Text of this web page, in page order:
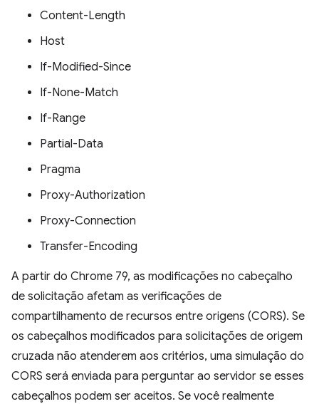
Content-Length
Host
If-Modified-Since
If-None-Match
If-Range
Partial-Data
Pragma
Proxy-Authorization
Proxy-Connection
Transfer-Encoding
A partir do Chrome 79, as modificações no cabeçalho
de solicitação afetam as verificações de
compartilhamento de recursos entre origens (CORS). Se
os cabeçalhos modificados para solicitações de origem
cruzada não atenderem aos critérios, uma simulação do
CORS será enviada para perguntar ao servidor se esses
cabeçalhos podem ser aceitos. Se você realmente